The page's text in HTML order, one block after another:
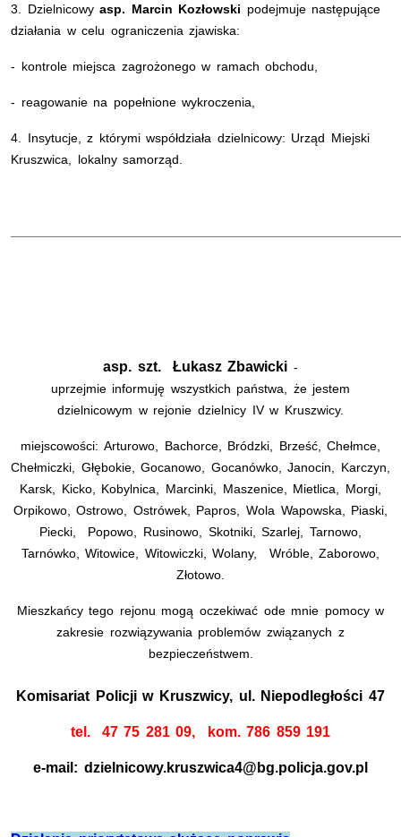
3. Dzielnicowyasp. Marcin Kozłowski podejmuje następujące
działania w celu ograniczenia zjawiska:
- kontrole miejsca zagrożonego w ramach obchodu,
- reagowanie na popełnione wykroczenia,
4. Insytucje, z którymi współdziała dzielnicowy: Urząd Miejski
Kruszwica, lokalny samorząd.
asp. szt. Łukasz Zbawicki -
uprzejmie informuję wszystkich państwa, że jestem
dzielnicowym w rejonie dzielnicy IV w Kruszwicy.
miejscowości: Arturowo, Bachorce, Bródzki, Brześć, Chełmce,
Chełmiczki, Głębokie, Gocanowo, Gocanówko, Janocin, Karczyn,
Karsk, Kicko, Kobylnica, Marcinki, Maszenice, Mietlica, Morgi,
Orpikowo, Ostrowo, Ostrówek, Papros, Wola Wapowska, Piaski,
Piecki, Popowo, Rusinowo, Skotniki, Szarlej, Tarnowo,
Tarnówko, Witowice, Witowiczki, Wolany, Wróble, Zaborowo,
Złotowo.
Mieszkańcy tego rejonu mogą oczekiwać ode mnie pomocy w
zakresie rozwiązywania problemów związanych z
bezpieczeństwem.
Komisariat Policji w Kruszwicy, ul. Niepodległości 47
tel. 47 75 281 09, kom. 786 859 191
e-mail: dzielnicowy.kruszwica4@bg.policja.gov.pl